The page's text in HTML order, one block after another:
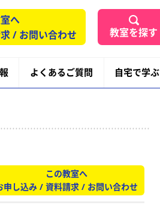
へ
/ お問い合わせ
教室を探す
よくあるご質問 自宅で学ぶ
この教室へ
申し込み / 資料請求 / お問い合わせ